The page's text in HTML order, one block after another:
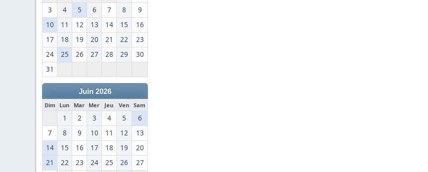
3
4 5 6 7 8
9
10
11 12 13 14 15
16
17
18 19 20 21 22
23
24
25 26 27 28 29
30
31
Juin 2026
Dim Lun Mar Mer Jeu Ven Sam
1 2 3 4 5
6
7
8 9 10 11 12
13
14
15 16 17 18 19
20
21
22 23 24 25 26 27